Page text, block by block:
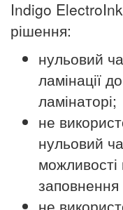
Indigo
рішення:
нульовий
ламінації
ламінаторі;
не
нульовий
заповнення